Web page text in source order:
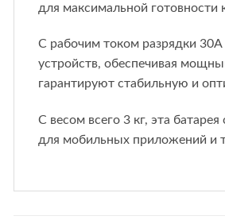
для максимальной готовности
С рабочим током разрядки
устройств, обеспечивая
гарантируют стабильную и
С весом всего 3 кг, эта
для мобильных приложений и